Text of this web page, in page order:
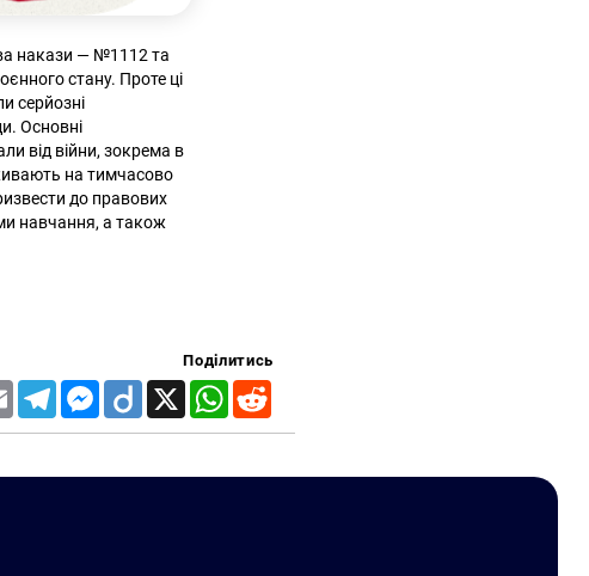
накази — №1112 та
стану. Проте ці
серйозні
Основні
від війни, зокрема в
на тимчасово
до правових
навчання, а також
Поділитись
Email TelegramMessenger
Diigo X WhatsApp